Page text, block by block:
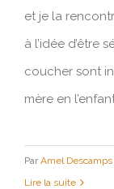
et je la
à l’idée d’être
coucher sont
mère en
Par Amel Descamps
Lire la suite